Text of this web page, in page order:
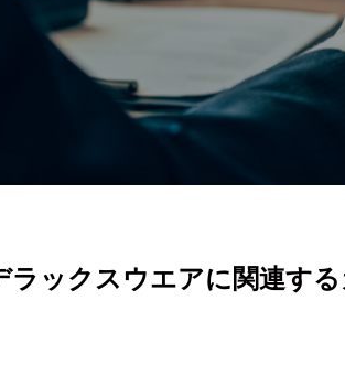
ラックスウエアに関連す